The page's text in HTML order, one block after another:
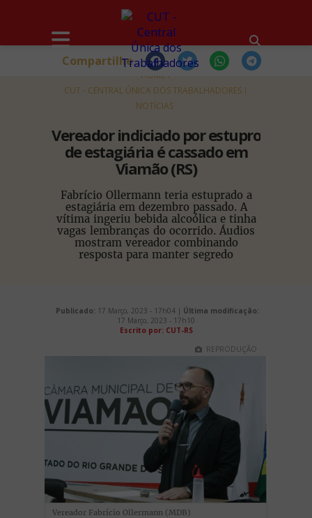
HOME
CUT - CENTRAL ÚNICA DOS TRABALHADORES
NOTÍCIAS
Vereador indiciado por estupro
de estagiária é cassado em
Viamão (RS)
Fabrício Ollermann teria estuprado a
estagiária em dezembro passado. A
vítima ingeriu bebida alcoólica e tinha
vagas lembranças do ocorrido. Áudios
mostram vereador combinando
resposta para manter segredo
Compartilhe
Publicado: 17 Março, 2023 - 17h04 | Última modificação:
17 Março, 2023 - 17h10
Escrito por: CUT-RS
REPRODUÇÃO
Vereador Fabrício Ollermann (MDB)